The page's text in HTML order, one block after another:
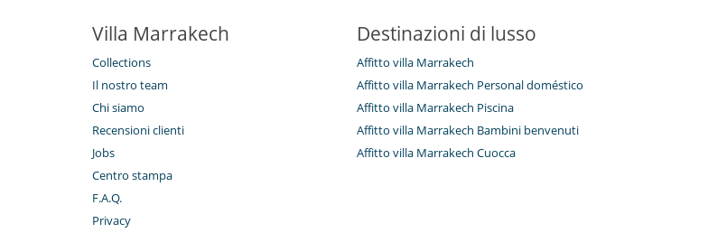
All'esterno
Grande parco privato e giardino
Huerto
Orto botanico
Pool house (almeno doccia e bagno)
Posti per cenare a cielo aperto
Sedie lunge sulla terrazza
Tenda ricezione nel giardino
Terrazza(e)
Divertimenti ed attività sportive
Accesso internet (wifi)
Giochi di società
Lettino da massaggio
Villa Marrakech
Collections
Il nostro team
Chi siamo
Recensioni clienti
Jobs
Centro stampa
F.A.Q.
Privacy
Destinazioni di lusso
Affitto villa Marrakech
Affitto villa Marrakech Personal doméstico
Affitto villa Marrakech Piscina
Affitto villa Marrakech Bambini benvenuti
Affitto villa Marrakech Cuocca